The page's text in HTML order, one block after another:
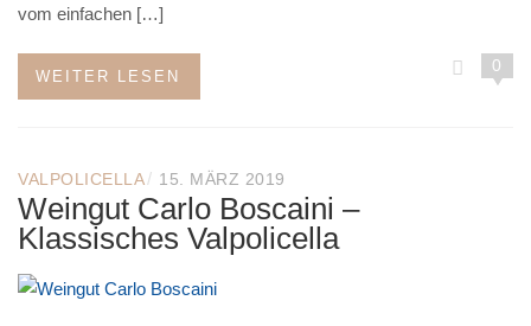
vom einfachen […]
WEITER LESEN
0
VALPOLICELLA/ 15. MÄRZ 2019
Weingut Carlo Boscaini –
Klassisches Valpolicella